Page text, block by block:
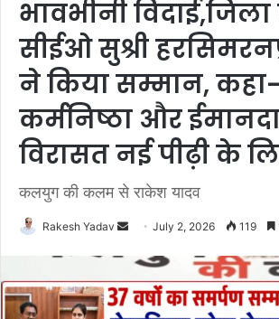
भावभीनी
सीईओ सुश्री
ने किया सम्मान,
कर्मनिष्ठा और
विरासत नई पीढ़ी के
कलयुग की कलम से राकेश यादव
Rakesh Yadav
d
July 2, 2026 119